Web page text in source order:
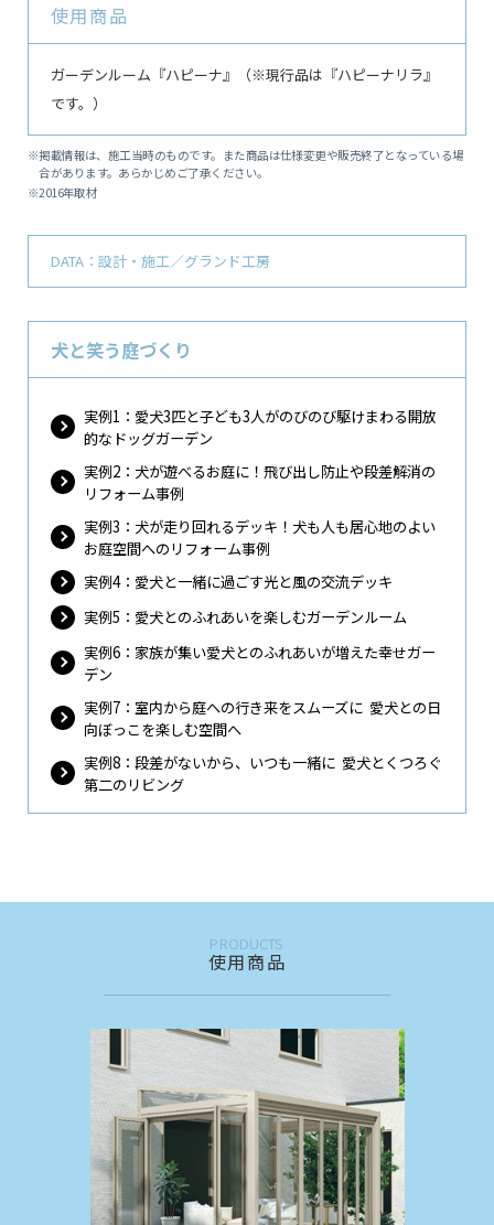
使用商品
ガーデンルーム『ハピーナ』（※現行品は『ハピーナリラ』
です。）
※掲載情報は、施工当時のものです。また商品は仕様変更や販売終了となっている場
合があります。あらかじめご了承ください。
※2016年取材
DATA：設計・施工／グランド工房
犬と笑う庭づくり
実例1：愛犬3匹と子ども3人がのびのび駆けまわる開放
的なドッグガーデン
実例2：犬が遊べるお庭に！飛び出し防止や段差解消の
リフォーム事例
実例3：犬が走り回れるデッキ！犬も人も居心地のよい
お庭空間へのリフォーム事例
実例4：愛犬と一緒に過ごす光と風の交流デッキ
実例5：愛犬とのふれあいを楽しむガーデンルーム
実例6：家族が集い愛犬とのふれあいが増えた幸せガー
デン
実例7：室内から庭への行き来をスムーズに 愛犬との日
向ぼっこを楽しむ空間へ
実例8：段差がないから、いつも一緒に 愛犬とくつろぐ
第二のリビング
PRODUCTS
使用商品